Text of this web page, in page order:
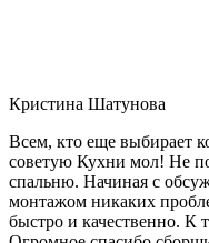
Кристина Шатунова
Всем, кто еще выбирает
советую Кухни мол! Не
спальню. Начиная с
монтажом никаких
быстро и качественно. К